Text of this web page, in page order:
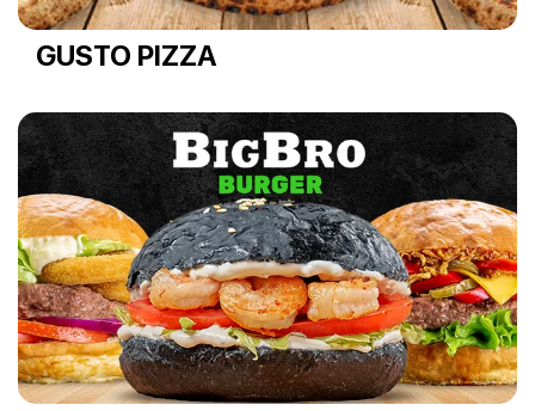
GUSTO PIZZA